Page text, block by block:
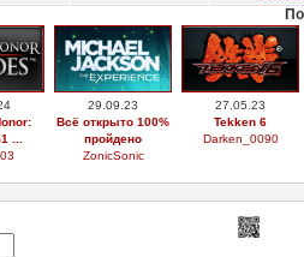
...
29.09.23
Всё открыто 100%
пройдено
ZonicSonic
27.05.23
Tekken 6
Darken_0090